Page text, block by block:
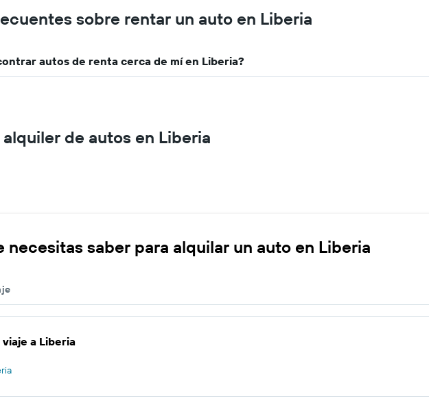
sobre rentar un auto en Liberia
autos de renta cerca de mí en Liberia?
de autos en Liberia
necesitas saber para alquilar un auto en Liberia
a Liberia